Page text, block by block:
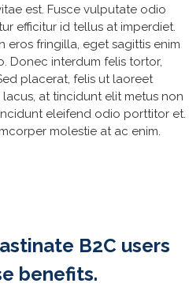
est. Fusce vulputate odio
efficitur id tellus at imperdiet.
fringilla, eget sagittis enim
Donec interdum felis tortor,
placerat, felis ut laoreet
at tincidunt elit metus non
eleifend odio porttitor et.
molestie at ac enim.
B2C users
benefits.